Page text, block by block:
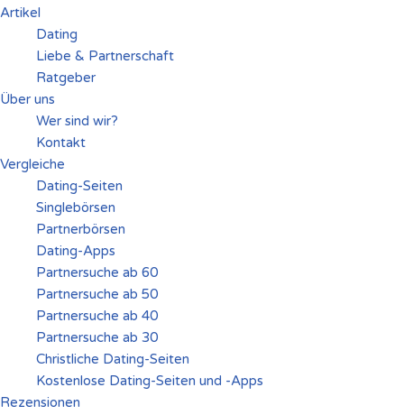
Artikel
Dating
Liebe & Partnerschaft
Ratgeber
Über uns
Wer sind wir?
Kontakt
Vergleiche
Dating-Seiten
Singlebörsen
Partnerbörsen
Dating-Apps
Partnersuche ab 60
Partnersuche ab 50
Partnersuche ab 40
Partnersuche ab 30
Christliche Dating-Seiten
Kostenlose Dating-Seiten und -Apps
Rezensionen